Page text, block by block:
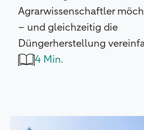
Agrarwissenschaftler
– und gleichzeitig die
Düngerherstellung
4 Min.